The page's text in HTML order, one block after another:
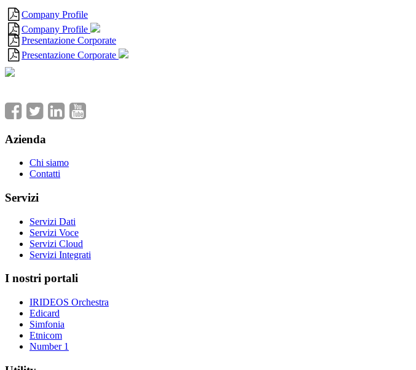
Company Profile
Company Profile
Presentazione Corporate
Presentazione Corporate
Azienda
Chi siamo
Contatti
Servizi
Servizi Dati
Servizi Voce
Servizi Cloud
Servizi Integrati
I nostri portali
IRIDEOS Orchestra
Edicard
Simfonia
Etnicom
Number 1